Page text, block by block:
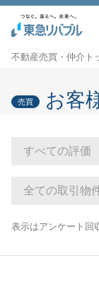
不動産売買・仲介ト
売買 お客
表示はアンケート回